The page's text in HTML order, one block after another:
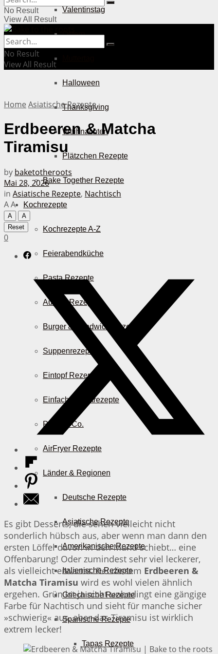
Valentinstag
Ostern
Halloween
Thanksgiving
Weihnachten
Plätzchen Rezepte
Bake Together Rezepte
Kochrezepte
Kochrezepte A-Z
Feierabendküche
Pasta Rezepte
Auflauf Rezepte
Burger & Sandwich Rezepte
Suppenrezepte
Eintopf Rezepte
Einfache Salatrezepte
Pizza & Co.
AirFryer Rezepte
Länder & Regionen
Deutsche Rezepte
Asiatische Rezepte
Amerikanische Rezepte
Italienische Rezepte
Griechische Rezepte
Spanische Rezepte
Tapas Rezepte
No Result
View All Result
No Result
View All Result
Home Asiatische Rezepte
Erdbeeren & Matcha
Tiramisu
by baketotheroots
Mai 28, 2026
in Asiatische Rezepte, Nachtisch
AA
A
A
Reset
0
Es gibt Desserts, die sehen vielleicht nicht
sonderlich hübsch aus, aber wenn man dann den
ersten Löffel davon in den Mund schiebt… eine
Offenbarung! Oder zumindest sehr viel leckerer,
als vielleicht erwartet. Bei diesem Erdbeeren &
Matcha Tiramisu wird es wohl vielen ähnlich
ergehen. Grün ist ja nicht unbedingt eine gängige
Farbe für Nachtisch und sieht für manche sicher
»schwierig« aus, aber das Tiramisu ist wirklich
extrem lecker!